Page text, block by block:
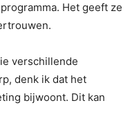
Het geeft ze
verschillende
denk ik dat het
bijwoont. Dit kan